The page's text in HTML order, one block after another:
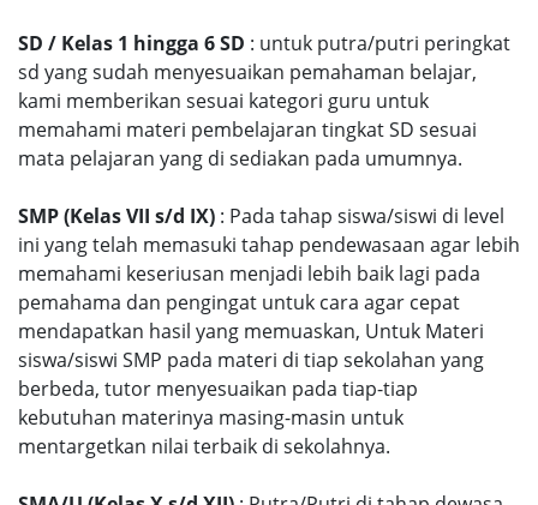
SD / Kelas 1 hingga 6 SD : untuk putra/putri peringkat
sd yang sudah menyesuaikan pemahaman belajar,
kami memberikan sesuai kategori guru untuk
memahami materi pembelajaran tingkat SD sesuai
mata pelajaran yang di sediakan pada umumnya.
SMP (Kelas VII s/d IX) : Pada tahap siswa/siswi di level
ini yang telah memasuki tahap pendewasaan agar lebih
memahami keseriusan menjadi lebih baik lagi pada
pemahama dan pengingat untuk cara agar cepat
mendapatkan hasil yang memuaskan, Untuk Materi
siswa/siswi SMP pada materi di tiap sekolahan yang
berbeda, tutor menyesuaikan pada tiap-tiap
kebutuhan materinya masing-masin untuk
mentargetkan nilai terbaik di sekolahnya.